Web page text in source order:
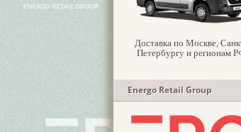
Доставка по Москве,
Петербургу и регионам
Energo Retail Group